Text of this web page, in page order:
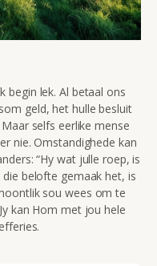
begin lek. Al betaal ons
geld, het hulle besluit
selfs eerlike mense
nie. Omstandighede kan
“Hy wat julle roep, is
belofte gemaak het, is
sou wees om te
kan Hom met jou hele